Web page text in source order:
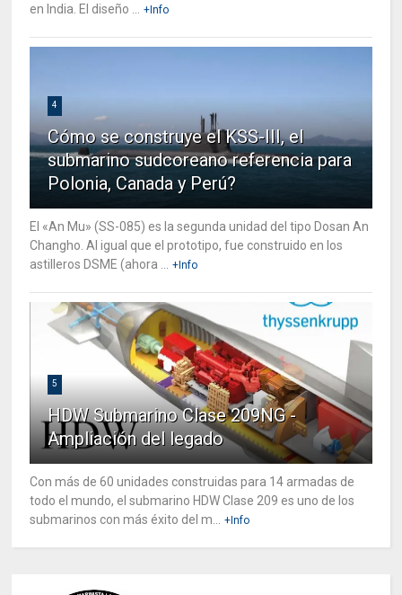
en India. El diseño ...
+Info
4
Cómo se construye el KSS-III, el
submarino sudcoreano referencia para
Polonia, Canada y Perú?
El «An Mu» (SS-085) es la segunda unidad del tipo Dosan An
Changho. Al igual que el prototipo, fue construido en los
astilleros DSME (ahora ...
+Info
5
HDW Submarino Clase 209NG -
Ampliación del legado
Con más de 60 unidades construidas para 14 armadas de
todo el mundo, el submarino HDW Clase 209 es uno de los
submarinos con más éxito del m...
+Info